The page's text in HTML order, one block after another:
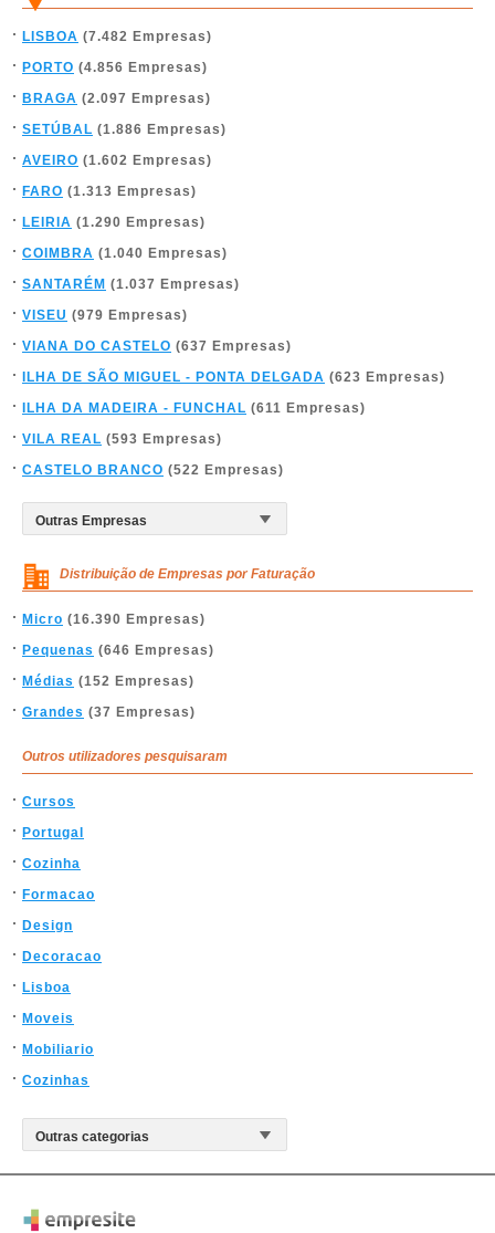
LISBOA (7.482 Empresas)
PORTO (4.856 Empresas)
BRAGA (2.097 Empresas)
SETÚBAL (1.886 Empresas)
AVEIRO (1.602 Empresas)
FARO (1.313 Empresas)
LEIRIA (1.290 Empresas)
COIMBRA (1.040 Empresas)
SANTARÉM (1.037 Empresas)
VISEU (979 Empresas)
VIANA DO CASTELO (637 Empresas)
ILHA DE SÃO MIGUEL - PONTA DELGADA (623 Empresas)
ILHA DA MADEIRA - FUNCHAL (611 Empresas)
VILA REAL (593 Empresas)
CASTELO BRANCO (522 Empresas)
Distribuição de Empresas por Faturação
Micro (16.390 Empresas)
Pequenas (646 Empresas)
Médias (152 Empresas)
Grandes (37 Empresas)
Outros utilizadores pesquisaram
Cursos
Portugal
Cozinha
Formacao
Design
Decoracao
Lisboa
Moveis
Mobiliario
Cozinhas